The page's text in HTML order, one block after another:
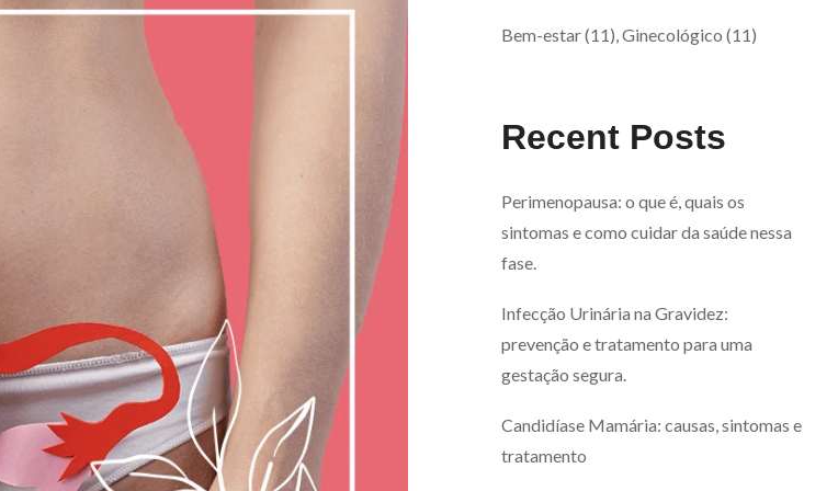
Bem-estar(11) Ginecológico (11)
Recent Posts
Perimenopausa: o que é, quais os
sintomas e como cuidar da saúde nessa
fase.
Infecção Urinária na Gravidez:
prevenção e tratamento para uma
gestação segura.
Candidíase Mamária: causas, sintomas e
tratamento